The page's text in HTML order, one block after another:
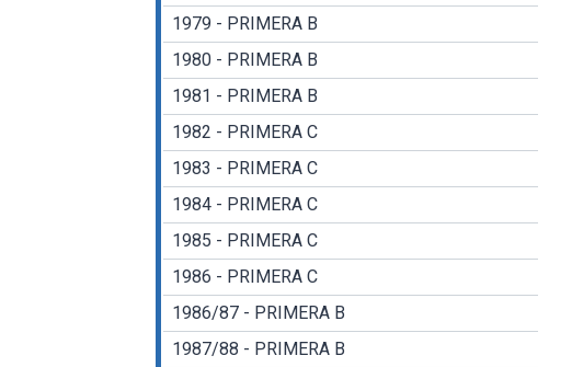
1979 - PRIMERA B
1980 - PRIMERA B
1981 - PRIMERA B
1982 - PRIMERA C
1983 - PRIMERA C
1984 - PRIMERA C
1985 - PRIMERA C
1986 - PRIMERA C
1986/87 - PRIMERA B
1987/88 - PRIMERA B